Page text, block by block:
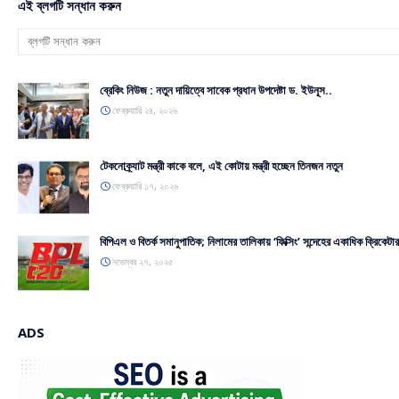
এই ব্লগটি সন্ধান করুন
ব্রেকিং নিউজ : নতুন দায়িত্বে সাবেক প্রধান উপদেষ্টা ড. ইউনূস..
ফেব্রুয়ারি ২৪, ২০২৬
টেকনোক্র্যাট মন্ত্রী কাকে বলে, এই কোটায় মন্ত্রী হচ্ছেন তিনজন নতুন
ফেব্রুয়ারি ১৭, ২০২৬
বিপিএল ও বিতর্ক সমানুপাতিক; নিলামের তালিকায় ‘ফিক্সিং’ সন্দেহের একাধিক
নভেম্বর ২৭, ২০২৫
ADS